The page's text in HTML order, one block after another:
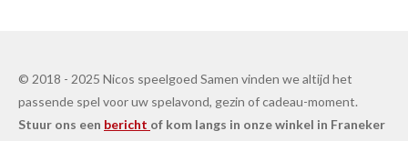
© 2018 - 2025 Nicos speelgoed Samen vinden we altijd het
passende spel voor uw spelavond, gezin of cadeau-moment.
Stuur ons een bericht of kom langs in onze winkel in Franeker